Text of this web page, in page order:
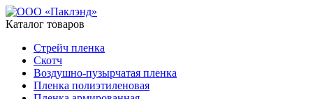
Каталог товаров
Стрейч пленка
Скотч
Воздушно-пузырчатая пленка
Пленка полиэтиленовая